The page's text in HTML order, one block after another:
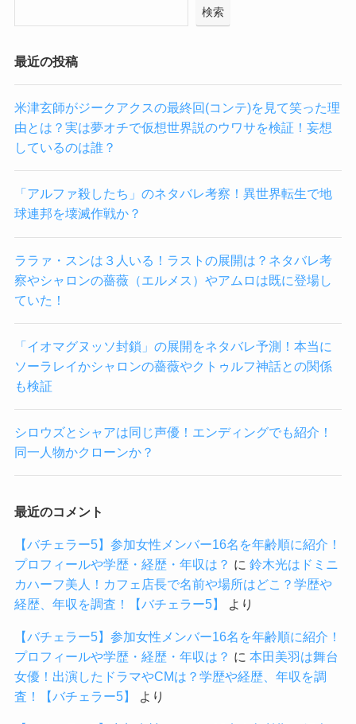
検索
最近の投稿
米津玄師がジークアクスの最終回(コンテ)を見て笑った理
由とは？実は夢オチで仮想世界説のウワサを検証！妄想
しているのは誰？
「アルファ殺したち」のネタバレ考察！異世界転生で地
球連邦を壊滅作戦か？
ララァ・スンは３人いる！ラストの展開は？ネタバレ考
察やシャロンの薔薇（エルメス）やアムロは既に登場し
ていた！
「イオマグヌッソ封鎖」の展開をネタバレ予測！本当に
ソーラレイかシャロンの薔薇やクトゥルフ神話との関係
も検証
シロウズとシャアは同じ声優！エンディングでも紹介！
同一人物かクローンか？
最近のコメント
【バチェラー5】参加女性メンバー16名を年齢順に紹介！
プロフィールや学歴・経歴・年収は？ に 鈴木光はドミニ
カハーフ美人！カフェ店長で名前や場所はどこ？学歴や
経歴、年収を調査！【バチェラー5】
より
【バチェラー5】参加女性メンバー16名を年齢順に紹介！
プロフィールや学歴・経歴・年収は？ に 本田美羽は舞台
女優！出演したドラマやCMは？学歴や経歴、年収を調
査！【バチェラー5】
より